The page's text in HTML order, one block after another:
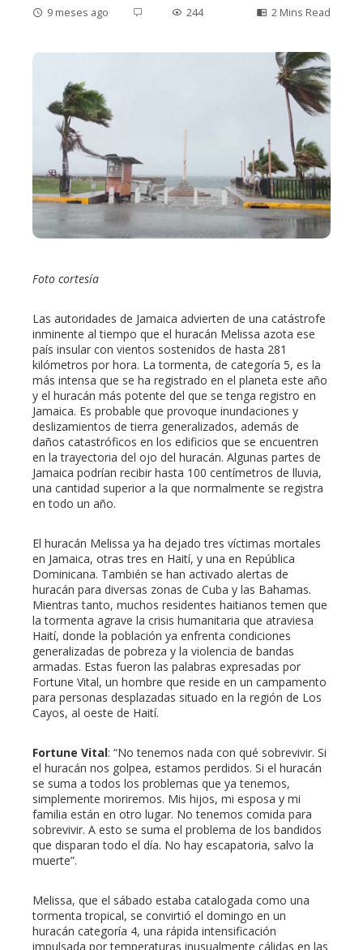
9 meses ago 244 2 Mins Read
Foto cortesía
Las autoridades de Jamaica advierten de una catástrofe
inminente al tiempo que el huracán Melissa azota ese
país insular con vientos sostenidos de hasta 281
kilómetros por hora. La tormenta, de categoría 5, es la
más intensa que se ha registrado en el planeta este año
y el huracán más potente del que se tenga registro en
Jamaica. Es probable que provoque inundaciones y
deslizamientos de tierra generalizados, además de
daños catastróficos en los edificios que se encuentren
en la trayectoria del ojo del huracán. Algunas partes de
Jamaica podrían recibir hasta 100 centímetros de lluvia,
una cantidad superior a la que normalmente se registra
en todo un año.
El huracán Melissa ya ha dejado tres víctimas mortales
en Jamaica, otras tres en Haití, y una en República
Dominicana. También se han activado alertas de
huracán para diversas zonas de Cuba y las Bahamas.
Mientras tanto, muchos residentes haitianos temen que
la tormenta agrave la crisis humanitaria que atraviesa
Haití, donde la población ya enfrenta condiciones
generalizadas de pobreza y la violencia de bandas
armadas. Estas fueron las palabras expresadas por
Fortune Vital, un hombre que reside en un campamento
para personas desplazadas situado en la región de Los
Cayos, al oeste de Haití.
Fortune Vital: “No tenemos nada con qué sobrevivir. Si
el huracán nos golpea, estamos perdidos. Si el huracán
se suma a todos los problemas que ya tenemos,
simplemente moriremos. Mis hijos, mi esposa y mi
familia están en otro lugar. No tenemos comida para
sobrevivir. A esto se suma el problema de los bandidos
que disparan todo el día. No hay escapatoria, salvo la
muerte”.
Melissa, que el sábado estaba catalogada como una
tormenta tropical, se convirtió el domingo en un
huracán categoría 4, una rápida intensificación
impulsada por temperaturas inusualmente cálidas en las